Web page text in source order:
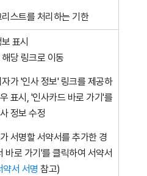
스트를 처리하는 기한
표시
당 링크로 이동
가 '인사 정보' 링크를 제공하
표시, '인사카드 바로 가기'를
정보 수정
서명할 서약서를 추가한 경
바로 가기'를 클릭하여 서약서
약서 서명 참고)